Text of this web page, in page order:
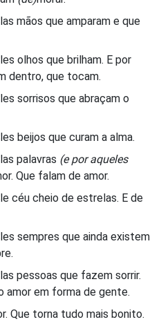
mãos que amparam e que
olhos que brilham. E por
dentro, que tocam.
sorrisos que abraçam o
beijos que curam a alma.
palavras (e por aqueles
Que falam de amor.
céu cheio de estrelas. E de
sempres que ainda existem
pessoas que fazem sorrir.
amor em forma de gente.
Que torna tudo mais bonito.